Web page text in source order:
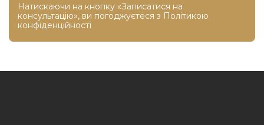
Натискаючи на кнопку «Записатися на
консультацію», ви погоджуєтеся з Політикою
конфіденційності